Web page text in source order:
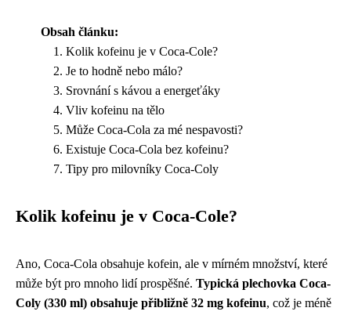
Obsah článku:
Kolik kofeinu je v Coca-Cole?
Je to hodně nebo málo?
Srovnání s kávou a energeťáky
Vliv kofeinu na tělo
Může Coca-Cola za mé nespavosti?
Existuje Coca-Cola bez kofeinu?
Tipy pro milovníky Coca-Coly
Kolik kofeinu je v Coca-Cole?
Ano, Coca-Cola obsahuje kofein, ale v mírném množství, které
může být pro mnoho lidí prospěšné. Typická plechovka Coca-
Coly (330 ml) obsahuje přibližně 32 mg kofeinu, což je méně